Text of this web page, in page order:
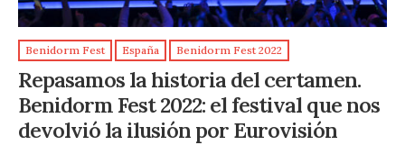
Benidorm Fest España Benidorm Fest 2022
Repasamos la historia del certamen.
Benidorm Fest 2022: el festival que nos
devolvió la ilusión por Eurovisión